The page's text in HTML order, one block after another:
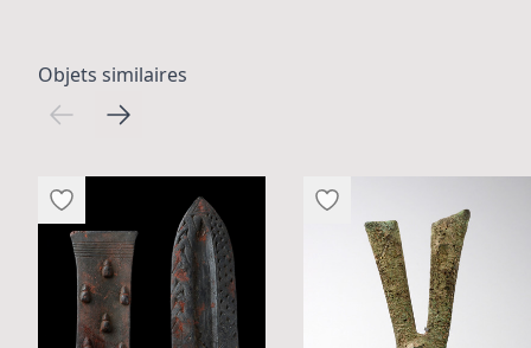
Objets similaires